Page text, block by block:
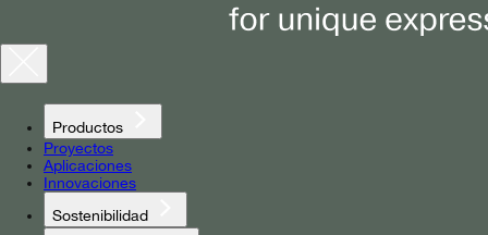
Productos
Proyectos
Aplicaciones
Innovaciones
Sostenibilidad